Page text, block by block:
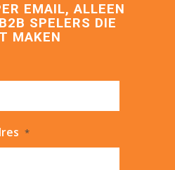
EMAIL, ALLEEN
SPELERS DIE
MAKEN
*